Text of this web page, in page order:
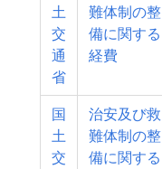
土
交
通
省
難体制の整
備に関する
経費
国
土
交
治安及び救
難体制の整
備に関する